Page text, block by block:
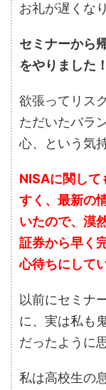
お礼が遅くな
セミナーから
をやりました！
欲張ってリス
ただいたバラ
心、という気
NISAに関して
すく、最新の
いたので、漠
証券から早く
心待ちにして
以前にセミナ
に、実は私も
だったように
私は高校生の